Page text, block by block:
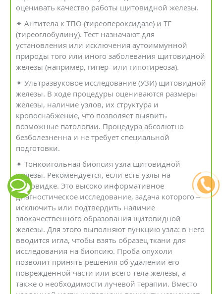
оценивать качество работы щитовидной железы.
✦ Антитела к ТПО (тиреопероксидазе) и ТГ
(тиреоглобулину). Тест назначают для
установления или исключения аутоиммунной
природы того или иного заболевания щитовидной
железы (например, гипер- или гипотиреоза).
✦ Ультразвуковое исследование (УЗИ) щитовидной
железы. В ходе процедуры оцениваются размеры
железы, наличие узлов, их структура и
кровоснабжение, что позволяет выявить
возможные патологии. Процедура абсолютно
безболезненна и не требует специальной
подготовки.
✦ Тонкоигольная биопсия узла щитовидной
железы. Рекомендуется, если есть узлы на
щитовидке. Это высоко информативное
диагностическое исследование, задача которого –
исключить или подтвердить наличие
злокачественного образования щитовидной
железы. Для этого выполняют пункцию узла: в него
вводится игла, чтобы взять образец ткани для
исследования на биопсию. Проба опухоли
позволит принять решения об удалении его
поврежденной части или всего тела железы, а
также о необходимости лучевой терапии. Вместо